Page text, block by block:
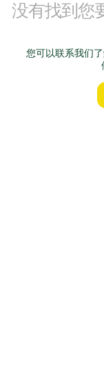
没有找到您
您可以联系我们